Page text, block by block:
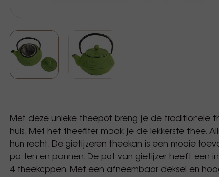
Met deze unieke theepot breng je de traditionele
huis. Met het theefilter maak je de lekkerste thee,
hun recht. De gietijzeren theekan is een mooie
potten en pannen. De pot van gietijzer heeft een
4 theekoppen. Met een afneembaar deksel en